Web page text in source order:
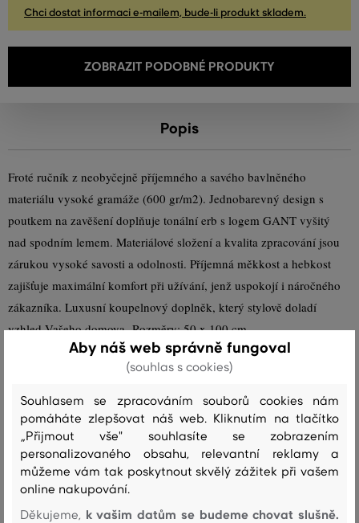
Chci dostat informaci e-mailem, bude-li produkt skladem.
ZOBRAZIT PODOBNÉ PRODUKTY
Popis
Froté ručník z neobyčejně příjemného a savého bavlněného
materiálu vysoké gramáže (600 gr/m2). Jednobarevný design s
poutkem na zavěšení doplňuje tonální erb s logem GANT vyšitý
nad spodním lemem. Materiálové složení a kvalita zpracování jsou
zárukou vysoké savosti a odolnosti. Příjemná měkkost a hebkost
zajišťuje maximální komfort při užívání, jenž uspokojí i náročného
zákazníka. Luxusní koupelnový doplněk, který stylově doladí
vzhled Vašeho domova. Rozměry: 50 x 100 cm.
Kód produktu852012504-324-GH-410
Složení
vrchní materiál
BAVLNA
65 %
MODAL
35 %
Aby náš web správně fungoval
(souhlas s cookies)
Souhlasem se zpracováním souborů cookies nám
pomáháte zlepšovat náš web. Kliknutím na tlačítko
„Přijmout vše" souhlasíte se zobrazením
personalizovaného obsahu, relevantní reklamy a
můžeme vám tak poskytnout skvělý zážitek při vašem
online nakupování.
Děkujeme, k vašim datům se budeme chovat slušně.